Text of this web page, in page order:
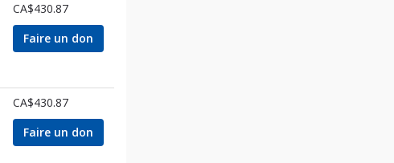
CA$430.87
Faire un don
CA$430.87
Faire un don